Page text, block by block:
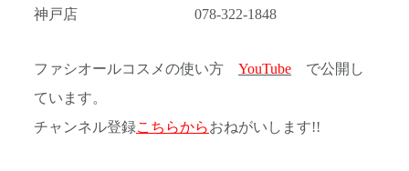
神戸店 078-322-1848
ファシオールコスメの使い方 YouTube で公開し
ています。
チャンネル登録こちらからおねがいします!!